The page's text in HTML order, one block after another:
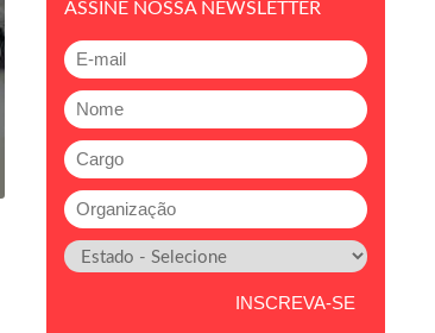
ASSINE NOSSA NEWSLETTER